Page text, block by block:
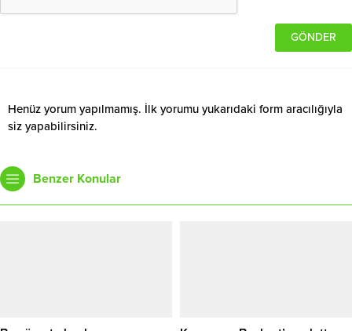
Henüz yorum yapılmamış. İlk yorumu yukarıdaki form aracılığıyla
siz yapabilirsiniz.
Benzer Konular